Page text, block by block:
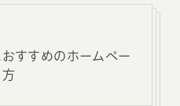
すすめのホームペー
方